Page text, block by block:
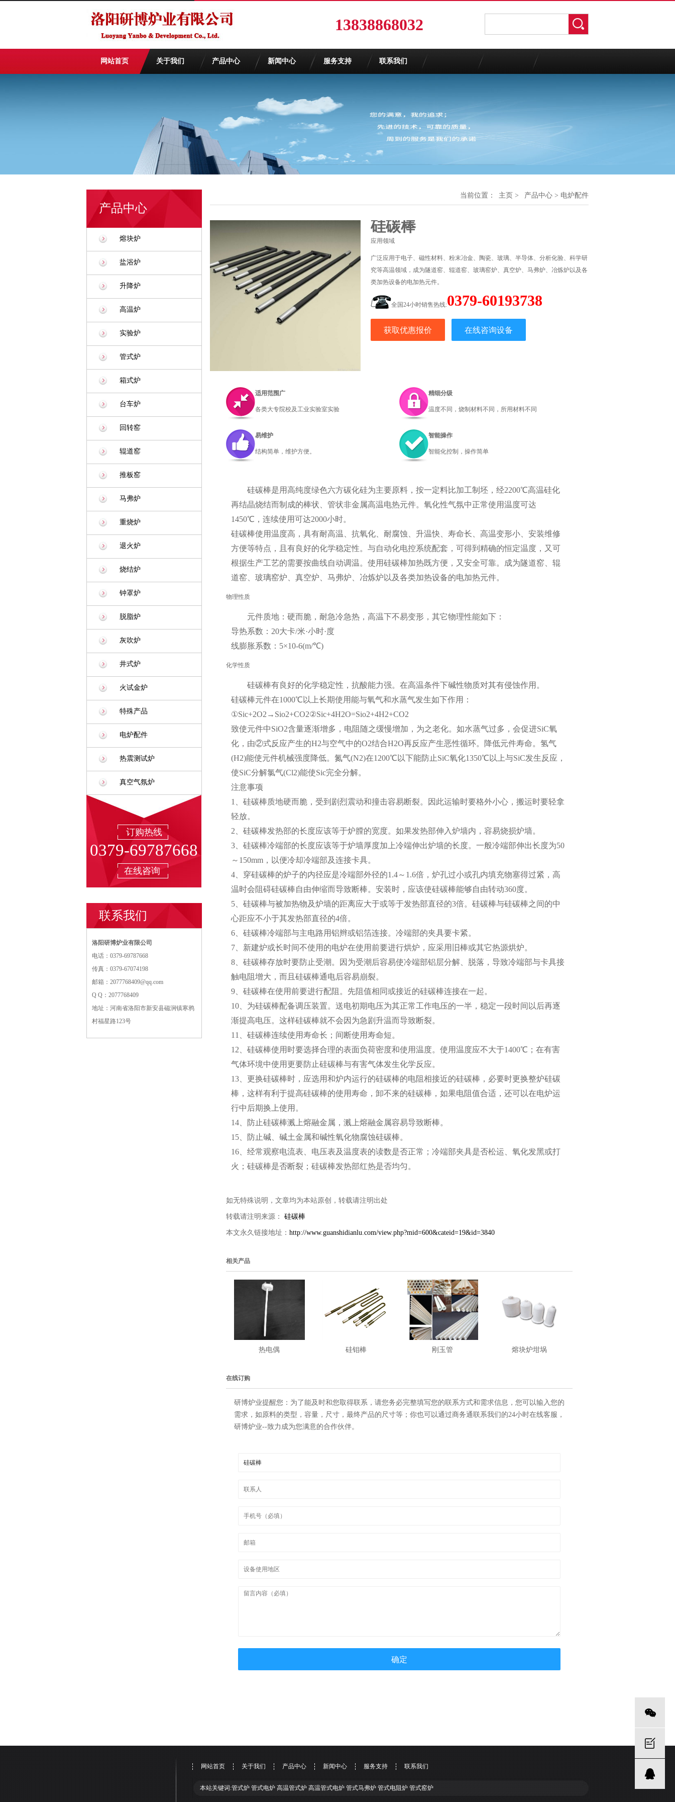
13838868032
网站首页 关于我们 产品中心 新闻中心 服务支持 联系我们
产品中心
熔块炉
盐浴炉
升降炉
高温炉
实验炉
管式炉
箱式炉
台车炉
回转窑
辊道窑
推板窑
马弗炉
重烧炉
退火炉
烧结炉
钟罩炉
脱脂炉
灰吹炉
井式炉
火试金炉
特殊产品
电炉配件
热震测试炉
真空气氛炉
订购热线
0379-69787668
在线咨询
联系我们
洛阳研博炉业有限公司
电话：0379-69787668
传真：0379-67074198
邮箱：2077768409@qq.com
Q Q：2077768409
地址：河南省洛阳市新安县磁涧镇寒鸦
村福星路123号
当前位置： 主页 > 产品中心 > 电炉配件
硅碳棒
应用领域
广泛应用于电子、磁性材料、粉末冶金、陶瓷、玻璃、半导体、分析化验、科学研
究等高温领域，成为隧道窑、辊道窑、玻璃窑炉、真空炉、马弗炉、冶炼炉以及各
类加热设备的电加热元件。
全国24小时销售热线:0379-60193738
获取优惠报价 在线咨询设备
适用范围广
各类大专院校及工业实验室实验
精细分级
温度不同，烧制材料不同，所用材料不同
易维护
结构简单，维护方便。
智能操作
智能化控制，操作简单
硅碳棒是用高纯度绿色六方碳化硅为主要原料，按一定料比加工制坯，经2200℃高温硅化
再结晶烧结而制成的棒状、管状非金属高温电热元件。氧化性气氛中正常使用温度可达
1450℃，连续使用可达2000小时。
硅碳棒使用温度高，具有耐高温、抗氧化、耐腐蚀、升温快、寿命长、高温变形小、安装维修
方便等特点，且有良好的化学稳定性。与自动化电控系统配套，可得到精确的恒定温度，又可
根据生产工艺的需要按曲线自动调温。使用硅碳棒加热既方便，又安全可靠。成为隧道窑、辊
道窑、玻璃窑炉、真空炉、马弗炉、冶炼炉以及各类加热设备的电加热元件。
物理性质
元件质地：硬而脆，耐急冷急热，高温下不易变形，其它物理性能如下：
导热系数：20大卡/米·小时·度
线膨胀系数：5×10-6(m/℃)
化学性质
硅碳棒有良好的化学稳定性，抗酸能力强。在高温条件下碱性物质对其有侵蚀作用。
硅碳棒元件在1000℃以上长期使用能与氧气和水蒸气发生如下作用：
①Sic+2O2→Sio2+CO2②Sic+4H2O=Sio2+4H2+CO2
致使元件中SiO2含量逐渐增多，电阻随之缓慢增加，为之老化。如水蒸气过多，会促进SiC氧
化，由②式反应产生的H2与空气中的O2结合H2O再反应产生恶性循环。降低元件寿命。氢气
(H2)能使元件机械强度降低。氮气(N2)在1200℃以下能防止SiC氧化1350℃以上与SiC发生反应，
使SiC分解氯气(Cl2)能使Sic完全分解。
注意事项
1、硅碳棒质地硬而脆，受到剧烈震动和撞击容易断裂。因此运输时要格外小心，搬运时要轻拿
轻放。
2、硅碳棒发热部的长度应该等于炉膛的宽度。如果发热部伸入炉墙内，容易烧损炉墙。
3、硅碳棒冷端部的长度应该等于炉墙厚度加上冷端伸出炉墙的长度。一般冷端部伸出长度为50
～150mm，以便冷却冷端部及连接卡具。
4、穿硅碳棒的炉子的内径应是冷端部外径的1.4～1.6倍，炉孔过小或孔内填充物塞得过紧，高
温时会阻碍硅碳棒自由伸缩而导致断棒。安装时，应该使硅碳棒能够自由转动360度。
5、硅碳棒与被加热物及炉墙的距离应大于或等于发热部直径的3倍。硅碳棒与硅碳棒之间的中
心距应不小于其发热部直径的4倍。
6、硅碳棒冷端部与主电路用铝辫或铝箔连接。冷端部的夹具要卡紧。
7、新建炉或长时间不使用的电炉在使用前要进行烘炉，应采用旧棒或其它热源烘炉。
8、硅碳棒存放时要防止受潮。因为受潮后容易使冷端部铝层分解、脱落，导致冷端部与卡具接
触电阻增大，而且硅碳棒通电后容易崩裂。
9、硅碳棒在使用前要进行配阻。先阻值相同或接近的硅碳棒连接在一起。
10、为硅碳棒配备调压装置。送电初期电压为其正常工作电压的一半，稳定一段时间以后再逐
渐提高电压。这样硅碳棒就不会因为急剧升温而导致断裂。
11、硅碳棒连续使用寿命长；间断使用寿命短。
12、硅碳棒使用时要选择合理的表面负荷密度和使用温度。使用温度应不大于1400℃；在有害
气体环境中使用更要防止硅碳棒与有害气体发生化学反应。
13、更换硅碳棒时，应选用和炉内运行的硅碳棒的电阻相接近的硅碳棒，必要时更换整炉硅碳
棒，这样有利于提高硅碳棒的使用寿命，卸不来的硅碳棒，如果电阻值合适，还可以在电炉运
行中后期换上使用。
14、防止硅碳棒溅上熔融金属，溅上熔融金属容易导致断棒。
15、防止碱、碱土金属和碱性氧化物腐蚀硅碳棒。
16、经常观察电流表、电压表及温度表的读数是否正常；冷端部夹具是否松运、氧化发黑或打
火；硅碳棒是否断裂；硅碳棒发热部红热是否均匀。
如无特殊说明，文章均为本站原创，转载请注明出处
转载请注明来源： 硅碳棒
本文永久链接地址： http://www.guanshidianlu.com/view.php?mid=600&cateid=19&id=3840
相关产品
热电偶 硅钼棒 刚玉管 熔块炉坩埚
在线订购
研博炉业提醒您：为了能及时和您取得联系，请您务必完整填写您的联系方式和需求信息，您可以输入您的
需求，如原料的类型，容量，尺寸，最终产品的尺寸等；你也可以通过商务通联系我们的24小时在线客服，
研博炉业--致力成为您满意的合作伙伴。
确定
网站首页 关于我们 产品中心 新闻中心 服务支持 联系我们
本站关键词:管式炉 管式电炉 高温管式炉 高温管式电炉 管式马弗炉 管式电阻炉 管式窑炉